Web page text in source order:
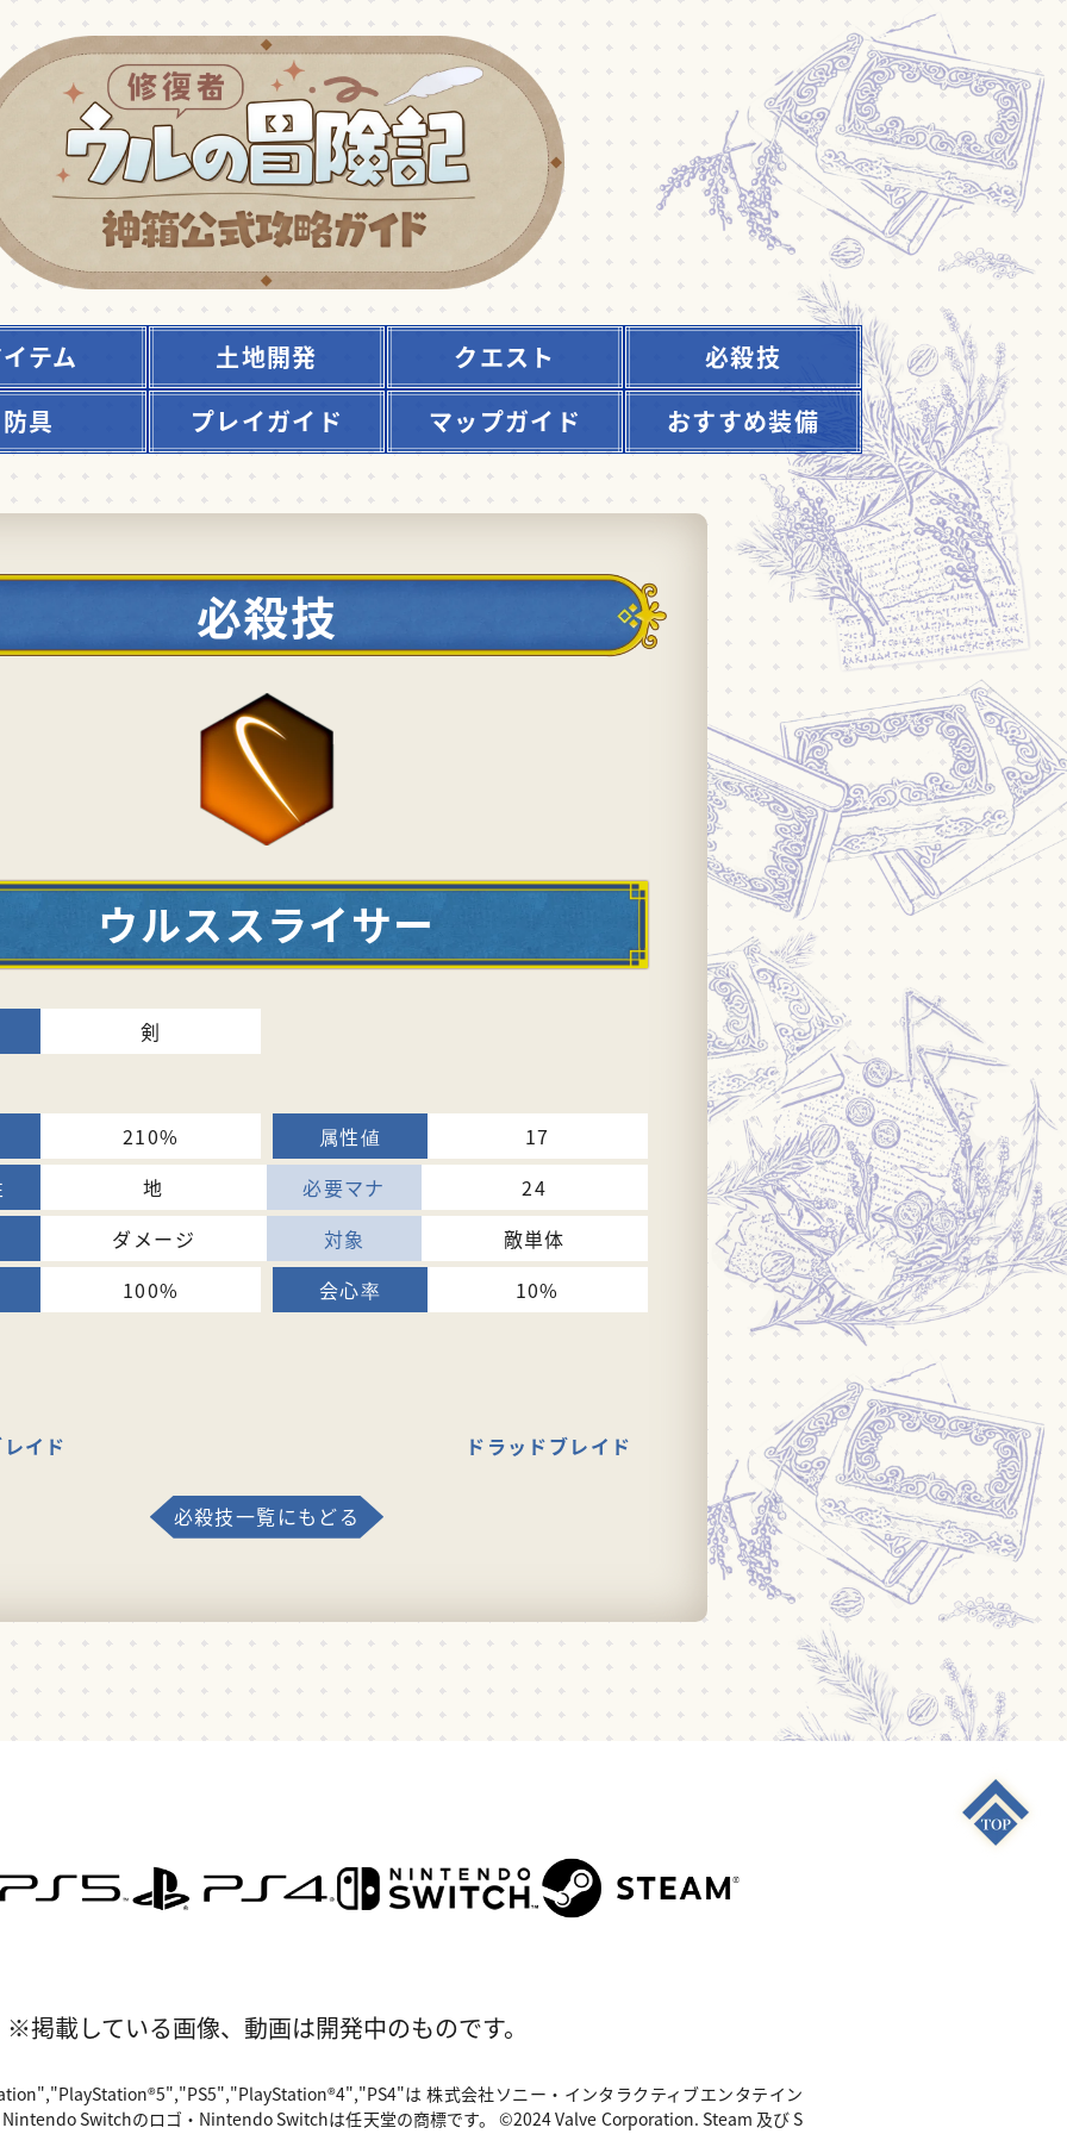
テム 土地開発 クエスト
必殺技
防具
プレイガイド マップガイド おすすめ装備
必殺技
ウルススライサー
剣
210%
17
地
24
ダメージ
敵単体
100%
10%
イド ドラッドブレイド
必殺技一覧にもどる
※掲載している画像、動画は開発中のものです。
は 株式会社ソニー・インタラクティブエンタテイン
Switchのロゴ・Nintendo Switchは任天堂の商標です。 ©2024 Valve Corporation. Steam 及び S